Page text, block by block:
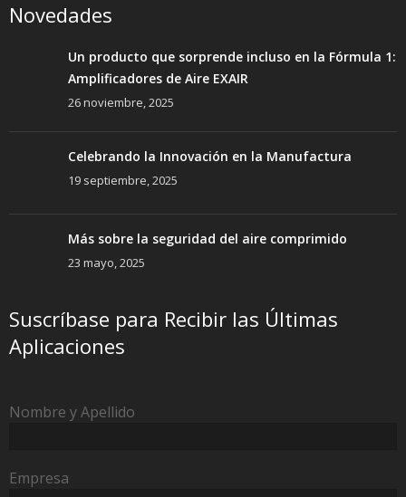
Novedades
Un producto que sorprende incluso en la Fórmula 1:
Amplificadores de Aire EXAIR
26 noviembre, 2025
Celebrando la Innovación en la Manufactura
19 septiembre, 2025
Más sobre la seguridad del aire comprimido
23 mayo, 2025
Suscríbase para Recibir las Últimas
Aplicaciones
Nombre y Apellido
Empresa